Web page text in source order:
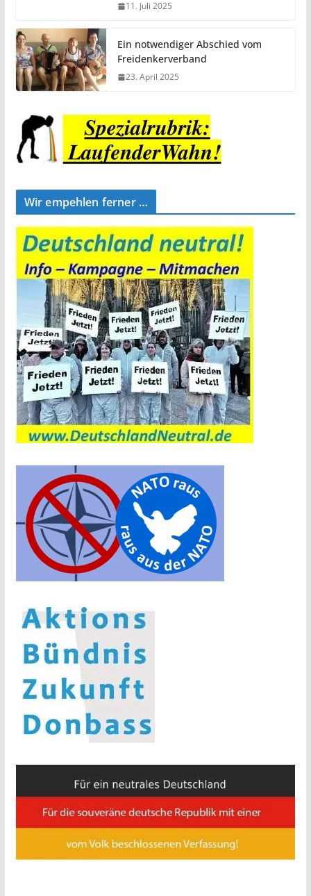
11. Juli 2025
Ein notwendiger Abschied vom
Freidenkerverband
23. April 2025
Wir empehlen ferner …